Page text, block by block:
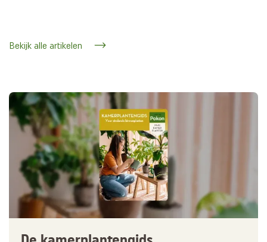
Bekijk alle artikelen